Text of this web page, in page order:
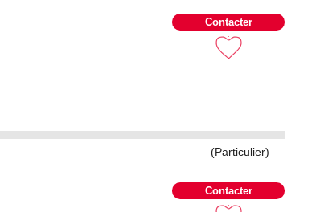
Contacter
(Particulier)
Contacter